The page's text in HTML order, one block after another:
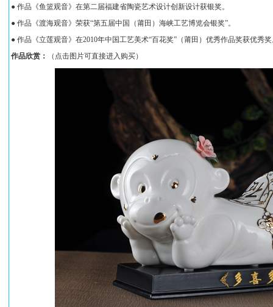
● 作品《鱼篮观音》在第二届福建省陶瓷艺术设计创新设计获银奖。
● 作品《渡海观音》荣获“第五届中国（莆田）海峡工艺博览会银奖”。
● 作品《立莲观音》在2010年中国工艺美术“百花奖”（莆田）优秀作品奖获优秀奖
作品欣赏：
（点击图片可直接进入购买）